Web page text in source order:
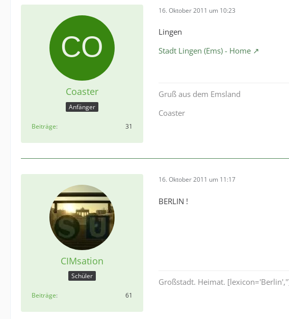
Coaster
Anfänger
Beiträge 31
16. Oktober 2011 um 10:23
Lingen
Stadt Lingen (Ems) - Home
Gruß aus dem Emsland
Coaster
CIMsation
Schüler
Beiträge 61
16. Oktober 2011 um 11:17
BERLIN !
Großstadt. Heimat.